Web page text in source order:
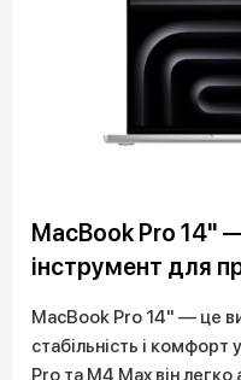
MacBook Pro 14"
інструмент для
MacBook Pro 14" — це
стабільність і
Pro та M4 Max він